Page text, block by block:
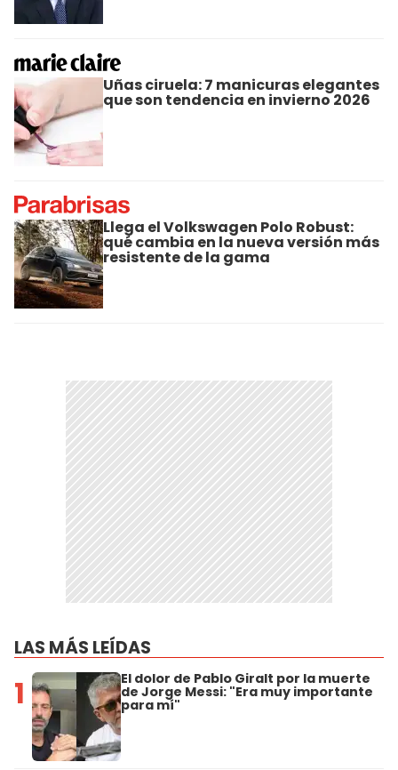
Uñas ciruela: 7 manicuras elegantes
que son tendencia en invierno 2026
Llega el Volkswagen Polo Robust:
qué cambia en la nueva versión más
resistente de la gama
LAS MÁS LEÍDAS
1 El dolor de Pablo Giralt por la muerte
de Jorge Messi: "Era muy importante
para mí"